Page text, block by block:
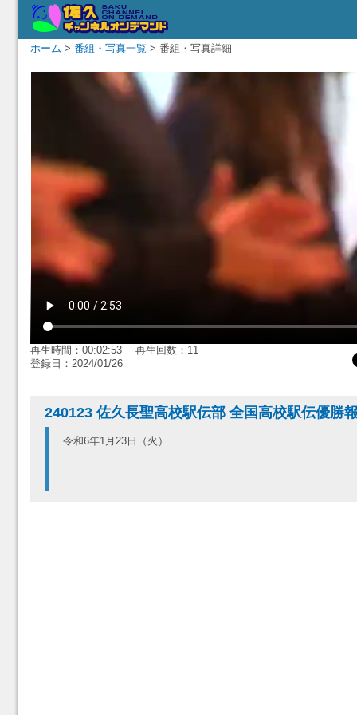
ホーム > 番組・写真一覧 > 番組・写真詳細
再生時間：00:02:53 再生回数：11
登録日：2024/01/26
240123 佐久長聖高校駅伝部 全国高校駅伝優勝
令和6年1月23日（火）